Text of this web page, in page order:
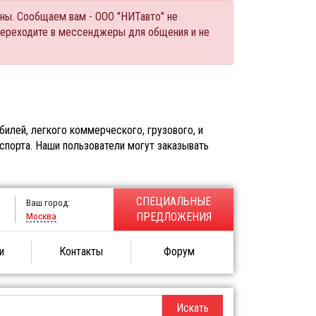
Сообщаем вам - ООО "НИТавто" не
в мессенджеры для общения и не
легкого коммерческого, грузового, и
Наши пользователи могут заказывать
Ваш город:
Москва
СПЕЦИАЛЬНЫЕ
ПРЕДЛОЖЕНИЯ
Контакты Форум
Искать